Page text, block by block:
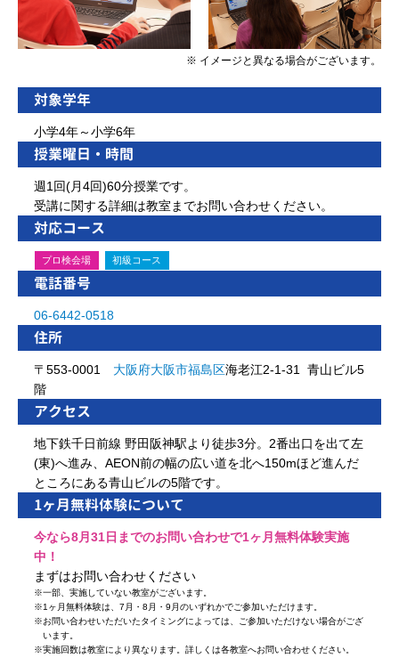
※ イメージと異なる場合がございます。
対象学年
小学4年～小学6年
授業曜日・時間
週1回(月4回)60分授業です。
受講に関する詳細は教室までお問い合わせください。
対応コース
プロ検会場 初級コース
電話番号
06-6442-0518
住所
〒553-0001 大阪府大阪市福島区海老江2-1-31 青山ビル5
階
アクセス
地下鉄千日前線 野田阪神駅より徒歩3分。2番出口を出て左
(東)へ進み、AEON前の幅の広い道を北へ150mほど進んだ
ところにある青山ビルの5階です。
1ヶ月無料体験について
今なら8月31日までのお問い合わせで1ヶ月無料体験実施
中！
まずはお問い合わせください
※一部、実施していない教室がございます。
※1ヶ月無料体験は、7月・8月・9月のいずれかでご参加いただけます。
※お問い合わせいただいたタイミングによっては、ご参加いただけない場合がござ
います。
※実施回数は教室により異なります。詳しくは各教室へお問い合わせください。